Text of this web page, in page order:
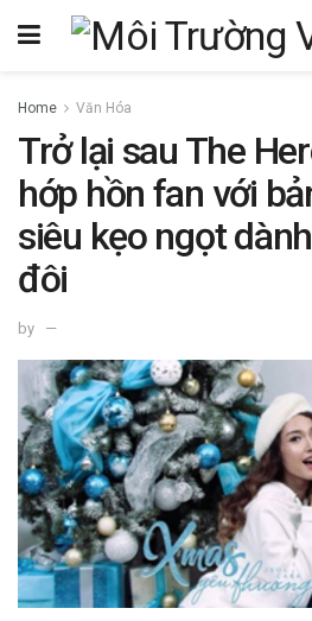
Home Văn Hóa
Trở lại sau The
hớp hồn fan với
siêu kẹo ngọt
đôi
by